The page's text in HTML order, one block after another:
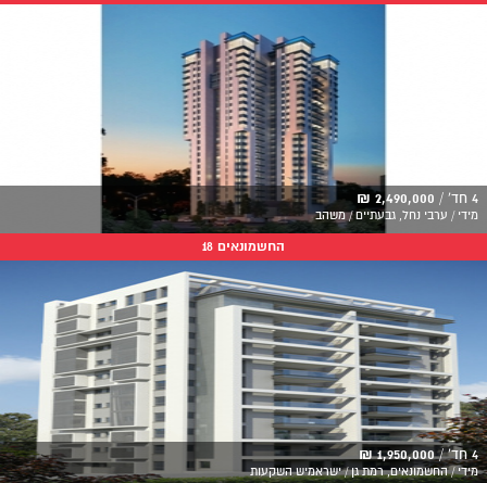
4 חד' / 2,490,000 ₪
מידי / ערבי נחל, גבעתיים / משהב
החשמונאים 18
4 חד' / 1,950,000 ₪
מידי / החשמונאים, רמת גן / ישראמיש השקעות